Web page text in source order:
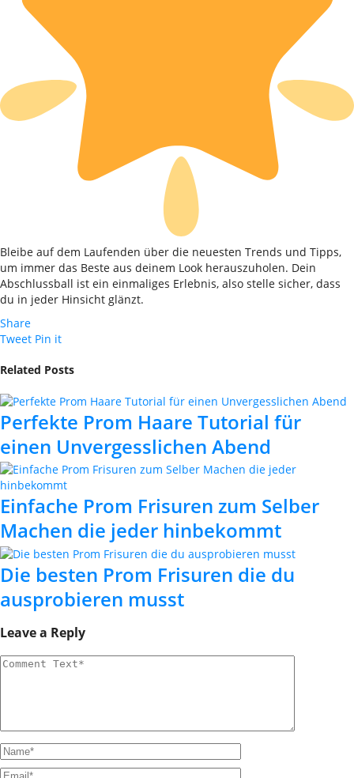
Bleibe auf dem Laufenden über die neuesten Trends und Tipps,
um immer das Beste aus deinem Look herauszuholen. Dein
Abschlussball ist ein einmaliges Erlebnis, also stelle sicher, dass
du in jeder Hinsicht glänzt.
Share
Tweet Pin it
Related Posts
Perfekte Prom Haare Tutorial für
einen Unvergesslichen Abend
Einfache Prom Frisuren zum Selber
Machen die jeder hinbekommt
Die besten Prom Frisuren die du
ausprobieren musst
Leave a Reply